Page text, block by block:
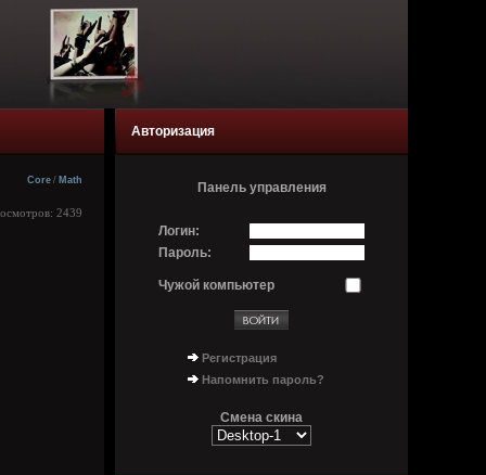
Core / Math
2439
Авторизация
Панель управления
Логин:
Пароль:
Чужой компьютер
Регистрация
Напомнить пароль?
Смена скина